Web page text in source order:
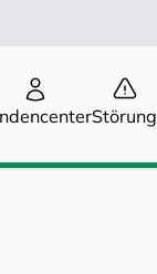
Störung